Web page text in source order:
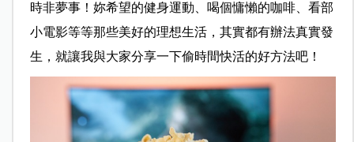
時非夢事！妳希望的健身運動、喝個慵懶的咖啡、看部
小電影等等那些美好的理想生活，其實都有辦法真實發
生，就讓我與大家分享一下偷時間快活的好方法吧！